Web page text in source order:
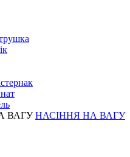
НАСІННЯ НА ВАГУ